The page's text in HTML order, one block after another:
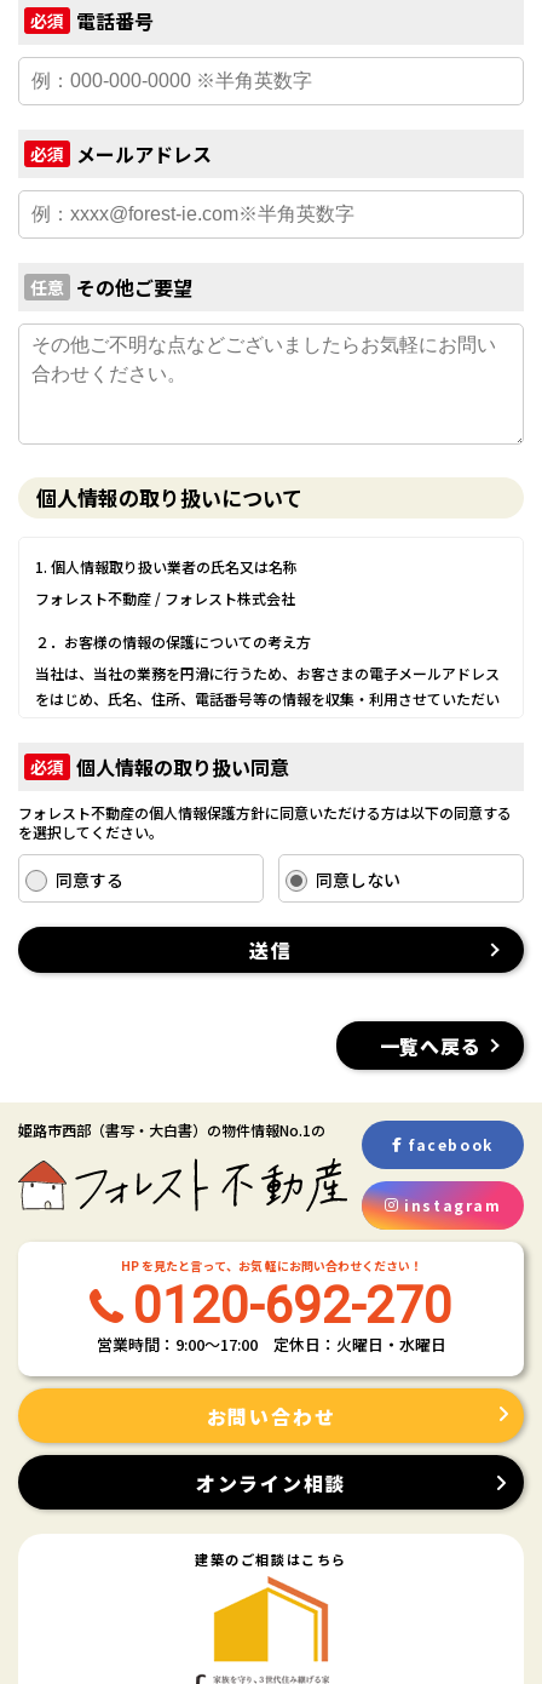
必須 電話番号
必須 メールアドレス
任意 その他ご要望
個人情報の取り扱いについて
1. 個人情報取り扱い業者の氏名又は名称
フォレスト不動産 / フォレスト株式会社
２．お客様の情報の保護についての考え方
当社は、当社の業務を円滑に行うため、お客さまの電子メールアドレス
をはじめ、氏名、住所、電話番号等の情報を収集・利用させていただい
当社は、これらのお客さまの個人情報（以下「お客さま情報」といいま
す。）の適正な保護を重大な責務と認識し、この責務を果たすために、
(1) お客さま情報に適用される個人情報の保護に関する法律その他の関係
法令を遵守し、適切に取り扱います。また、適宜取扱いの改善に努めま
す。
(2) お客さま情報の取扱いに関する規程を明確にし、従業者に周知徹底し
ます。また、取引先等に対しても適切にお客さま情報を取り扱うように
(3) お客さま情報の収集に際しては、利用目的を特定して通知または公表
(4) お客さま情報の漏洩、紛失、改ざん等を防止するために必要な 対策
除、利用停止の依頼を所定の窓口でお受けして、誠意をもって対応いた
します。
具体的には、以下の内容に従ってお客さま情報の取り扱いをいたしま
す。
当社は、不動産についてのサービスをお客さまにご利用いただくにあた
り、各種の申込みの受付、訪問、提案、見積、各種の工事やサービス提
供等の機会に、当社が直接あるいは協力会社又は業務委託先等を通じ
て、お客さまの個人情報（お客さまの電子メールアドレス、氏名、住
所、電話番号等）を取得いたしますが、これらの個人情報は下記の目的
に利用させていただきます。
(1) 不動産についてのサービスの提供
(3) 不動産についてのサービスのお知らせ・ＰＲ、調査・データ集積、研
(4) ウェブサイトシステム管理会社（以下「サイト管理会社」といいま
す。）への提供。
(5) その他上記(1)から(4)に附随する業務の実施
なお、当社は、サイト管理会社が提供するサービス改善に必要な範囲
で、お客様の個人データをサイト管理会社に提供します。
いて管理されることとなります。
必須 個人情報の取り扱い同意
フォレスト不動産の個人情報保護方針に同意いただける方は以下の同意する
を選択してください。
同意する 同意しない
送信
一覧へ戻る
姫路市西部 （書写・大白書） の物件情報No.1の
facebook
instagram
HP を見たと言って、お気 軽にお問い合わせください！
0120-692-270
営業時間：9:00〜17:00 定休日：火曜日・水曜日
お問い合わせ
オンライン相談
建築のご相談はこちら